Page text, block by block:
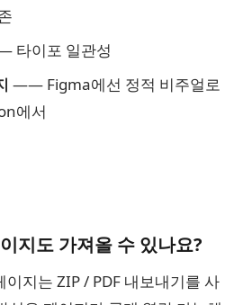
타이포 일관성
—— Figma에선 정적 비주얼로
에서
지도 가져올 수 있나요?
지는 ZIP / PDF 내보내기를 사